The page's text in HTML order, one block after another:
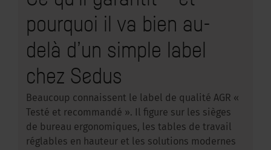
pourquoi il va bien au-
delà d’un simple label
chez Sedus
Beaucoup connaissent le label de qualité AGR «
Testé et recommandé ». Il figure sur les sièges
de bureau ergonomiques, les tables de travail
réglables en hauteur et les solutions modernes